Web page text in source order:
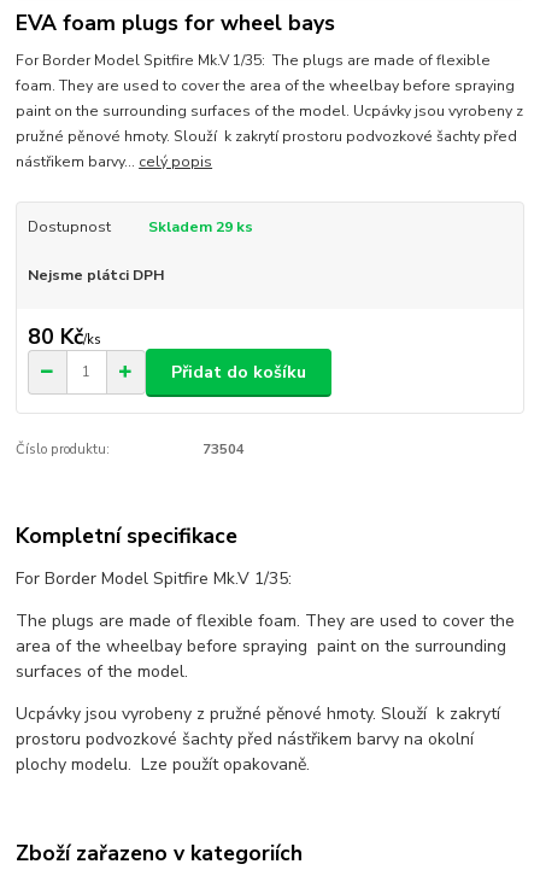
EVA foam plugs for wheel bays
For Border Model Spitfire Mk.V 1/35: The plugs are made of flexible
foam. They are used to cover the area of the wheelbay before spraying
paint on the surrounding surfaces of the model. Ucpávky jsou vyrobeny z
pružné pěnové hmoty. Slouží k zakrytí prostoru podvozkové šachty před
nástřikem barvy... celý popis
Dostupnost Skladem 29 ks
Nejsme plátci DPH
80 Kč/ks
Přidat do košíku
Číslo produktu: 73504
Kompletní specifikace
For Border Model Spitfire Mk.V 1/35:
The plugs are made of flexible foam. They are used to cover the
area of the wheelbay before spraying paint on the surrounding
surfaces of the model.
Ucpávky jsou vyrobeny z pružné pěnové hmoty. Slouží k zakrytí
prostoru podvozkové šachty před nástřikem barvy na okolní
plochy modelu. Lze použít opakovaně.
Zboží zařazeno v kategoriích